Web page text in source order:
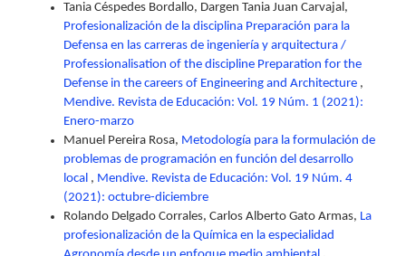
Tania Céspedes Bordallo, Dargen Tania Juan Carvajal,
Profesionalización de la disciplina Preparación para la
Defensa en las carreras de ingeniería y arquitectura /
Professionalisation of the discipline Preparation for the
Defense in the careers of Engineering and Architecture ,
Mendive. Revista de Educación: Vol. 19 Núm. 1 (2021):
Enero-marzo
Manuel Pereira Rosa, Metodología para la formulación de
problemas de programación en función del desarrollo
local , Mendive. Revista de Educación: Vol. 19 Núm. 4
(2021): octubre-diciembre
Rolando Delgado Corrales, Carlos Alberto Gato Armas, La
profesionalización de la Química en la especialidad